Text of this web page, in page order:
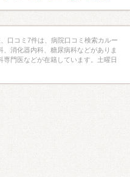
口コミ7件は、病院口コミ検索カルー
消化器内科、糖尿病科などがありま
門医などが在籍しています。土曜日